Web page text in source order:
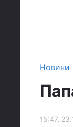
Новини
15:47,